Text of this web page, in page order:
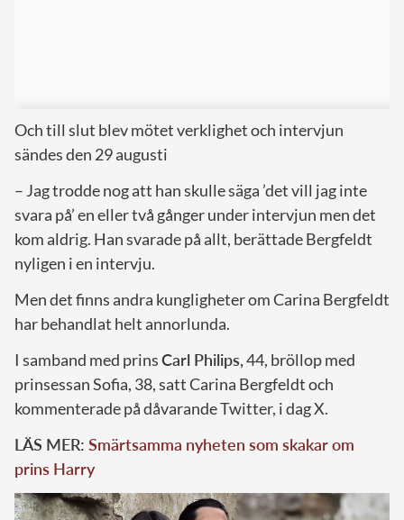
Och till slut blev mötet verklighet och intervjun
sändes den 29 augusti
– Jag trodde nog att han skulle säga ’det vill jag inte
svara på’ en eller två gånger under intervjun men det
kom aldrig. Han svarade på allt, berättade Bergfeldt
nyligen i en intervju.
Men det finns andra kungligheter om Carina Bergfeldt
har behandlat helt annorlunda.
I samband med prinsCarl Philips,44, bröllop med
prinsessan Sofia, 38, satt Carina Bergfeldt och
kommenterade på dåvarande Twitter, i dag X.
LÄS MER: Smärtsamma nyheten som skakar om
prins Harry